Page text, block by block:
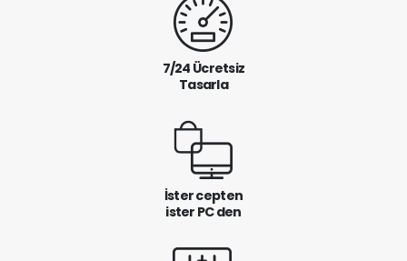
7/24 Ücretsiz
Tasarla
İster cepten
ister PC den